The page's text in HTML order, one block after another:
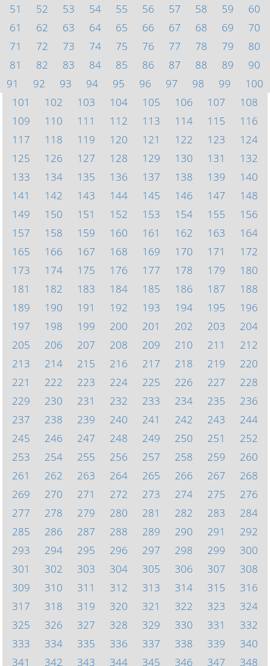
51
52 53 54 55 56 57 58 59
60
61
62 63 64 65 66 67 68 69
70
71
72 73 74 75 76 77 78 79
80
81
82 83 84 85 86 87 88 89
90
91
92 93 94 95 96 97 98 99
100
101
102 103 104 105 106 107
108
109
110 111 112 113 114 115
116
117
118 119 120 121 122 123
124
125
126 127 128 129 130 131
132
133
134 135 136 137 138 139
140
141
142 143 144 145 146 147
148
149
150 151 152 153 154 155
156
157
158 159 160 161 162 163
164
165
166 167 168 169 170 171
172
173
174 175 176 177 178 179
180
181
182 183 184 185 186 187
188
189
190 191 192 193 194 195
196
197
198 199 200 201 202 203
204
205
206 207 208 209 210 211
212
213
214 215 216 217 218 219
220
221
222 223 224 225 226 227
228
229
230 231 232 233 234 235
236
237
238 239 240 241 242 243
244
245
246 247 248 249 250 251
252
253
254 255 256 257 258 259
260
261
262 263 264 265 266 267
268
269
270 271 272 273 274 275
276
277
278 279 280 281 282 283
284
285
286 287 288 289 290 291
292
293
294 295 296 297 298 299
300
301
302 303 304 305 306 307
308
309
310 311 312 313 314 315
316
317
318 319 320 321 322 323
324
325
326 327 328 329 330 331
332
333
334 335 336 337 338 339
340
341
342 343 344 345 346 347 348